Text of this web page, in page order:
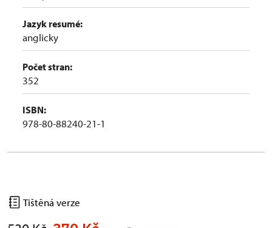
Jazyk resumé:
anglicky
Počet stran:
352
ISBN:
978-80-88240-21-1
Tištěná verze